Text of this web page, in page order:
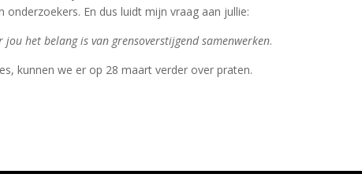
En dus luidt mijn vraag aan jullie:
het belang is van grensoverstijgend samenwerken.
kunnen we er op 28 maart verder over praten.